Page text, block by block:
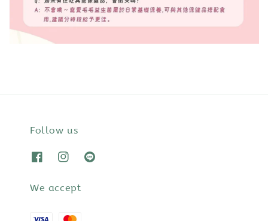
Follow us
We accept